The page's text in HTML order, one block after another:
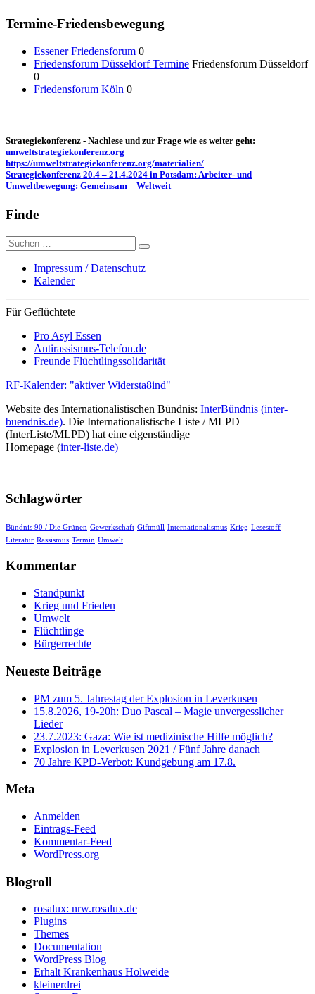
Termine-Friedensbewegung
Essener Friedensforum 0
Friedensforum Düsseldorf Termine Friedensforum Düsseldorf
0
Friedensforum Köln 0
Strategiekonferenz - Nachlese und zur Frage wie es weiter geht:
umweltstrategiekonferenz.org
https://umweltstrategiekonferenz.org/materialien/
Strategiekonferenz 20.4 – 21.4.2024 in Potsdam: Arbeiter- und
Umweltbewegung: Gemeinsam – Weltweit
Finde
Suche
nach:
Impressum / Datenschutz
Kalender
Für Geflüchtete
Pro Asyl Essen
Antirassismus-Telefon.de
Freunde Flüchtlingssolidarität
RF-Kalender: "aktiver Widersta8ind"
Website des Internationalistischen Bündnis: InterBündnis (inter-
buendnis.de). Die Internationalistische Liste / MLPD
(InterListe/MLPD) hat eine eigenständige
Homepage (inter-liste.de)
Schlagwörter
Bündnis 90 / Die Grünen Gewerkschaft Giftmüll Internationalismus Krieg Lesestoff
Literatur Rassismus Termin Umwelt
Kommentar
Standpunkt
Krieg und Frieden
Umwelt
Flüchtlinge
Bürgerrechte
Neueste Beiträge
PM zum 5. Jahrestag der Explosion in Leverkusen
15.8.2026, 19-20h: Duo Pascal – Magie unvergesslicher
Lieder
23.7.2023: Gaza: Wie ist medizinische Hilfe möglich?
Explosion in Leverkusen 2021 / Fünf Jahre danach
70 Jahre KPD‑Verbot: Kundgebung am 17.8.
Meta
Anmelden
Eintrags-Feed
Kommentar-Feed
WordPress.org
Blogroll
rosalux: nrw.rosalux.de
Plugins
Themes
Documentation
WordPress Blog
Erhalt Krankenhaus Holweide
kleinerdrei